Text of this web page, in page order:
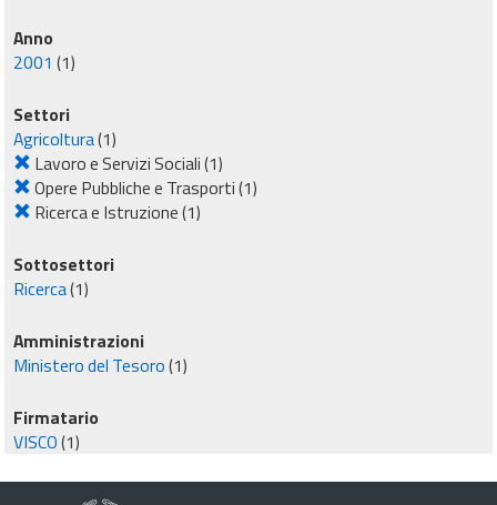
Anno
2001 (1)
Settori
Agricoltura(1)
Lavoro e Servizi Sociali(1)
Opere Pubbliche e Trasporti(1)
Ricerca e Istruzione(1)
Sottosettori
Ricerca(1)
Amministrazioni
Ministero del Tesoro(1)
Firmatario
VISCO(1)